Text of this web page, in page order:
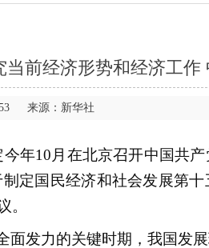
前经济形势和经济工
来源：新华社
年10月在北京召开中国共
定国民经济和社会发展第
。
发力的关键时期，我国发